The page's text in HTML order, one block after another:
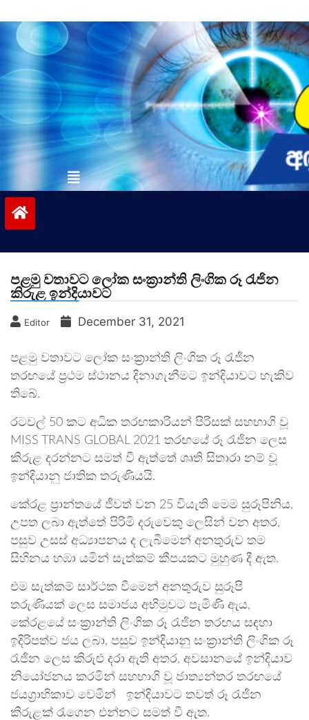
to
contentvinivida.lk
පළමු වතාවට ලෝක සංක්‍රාන්ති ලිංගික රූ රැජින
කිරුළ ඉන්දියාවට
Editor December 31, 2021
පළමු වතාවට ලෝක සංක්‍රාන්ති ලිංගික රූ රැජින
තරඟයේ ප්‍රථම ස්ථානය දිනාගැනීමට ඉන්දියාවට හැකිව
තිබේ.
රටවල් 50 කට අධික තරඟකාරියන් පිරිසක් සහභාගි වූ
MISS TRANS GLOBAL 2021 තරඟයේ රූ රැජින ලෙස
කිරුළ දරන්නට සමත් වී ඇත්තේ ශෘති සිතාරා නම් වූ
ඉන්දියානු ජාතික තරුණියයි.
කේරළ ප්‍රාන්තයේ ජීවත් වන 25 වියැති මෙම සුරූපිනිය,
උපත ලබා ඇත්තේ පිරිමි දරුවෙකු ලෙසින් වන අතර,
පසුව උසස් අධ්‍යාපනය ද ලැබීමෙන් අනතුරුව තම
සිහිනය හඹා යමින් සැත්කම් කීපයකට මුහුණ දී ඇත.
එම සැත්කම් සාර්ථක වීමෙන් අනතුරුව සුරූපි
තරුණියක් ලෙස සමාජය අභිමුවට පැමිණි ඇය,
කේරළයේ සංක්‍රාන්ති ලිංගික රූ රැජින තරඟය සඳහා
ඉදිරිපත්ව ජය ලබා, පසුව ඉන්දියානු සංක්‍රාන්ති ලිංගික රූ
රැජින ලෙස කිරුළු දරා ඇති අතර, අවසානයේ ඉන්දියාව
නියෝජනය කරමින් සහභාගි වූ ජාත්‍යන්තර තරඟයේ
ජයග්‍රාහිකාව වෙමින් ඉන්දියාවට තවත් රූ රැජින
කිරුළක් රැගෙන එන්නට සමත් වී ඇත.